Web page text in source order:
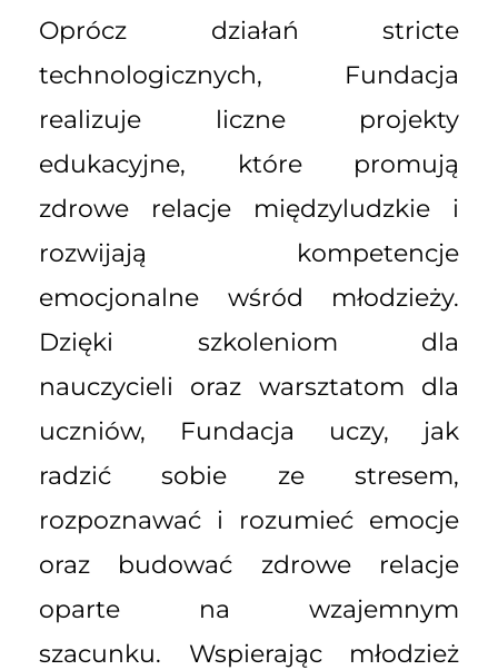
Oprócz działań stricte
technologicznych, Fundacja
realizuje liczne projekty
edukacyjne, które promują
zdrowe relacje międzyludzkie i
rozwijają kompetencje
emocjonalne wśród młodzieży.
Dzięki szkoleniom dla
nauczycieli oraz warsztatom dla
uczniów, Fundacja uczy, jak
radzić sobie ze stresem,
rozpoznawać i rozumieć emocje
oraz budować zdrowe relacje
oparte na wzajemnym
szacunku. Wspierając młodzież